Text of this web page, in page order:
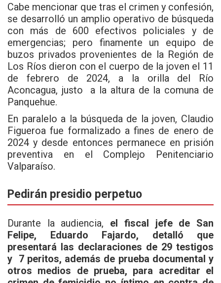
Cabe mencionar que tras el crimen y confesión,
se desarrolló un amplio operativo de búsqueda
con más de 600 efectivos policiales y de
emergencias; pero finamente un equipo de
buzos privados provenientes de la Región de
Los Ríos dieron con el cuerpo de la joven el 11
de febrero de 2024, a la orilla del Río
Aconcagua, justo a la altura de la comuna de
Panquehue.
En paralelo a la búsqueda de la joven, Claudio
Figueroa fue formalizado a fines de enero de
2024 y desde entonces permanece en prisión
preventiva en el Complejo Penitenciario
Valparaíso.
Pedirán presidio perpetuo
Durante la audiencia, el fiscal jefe de San
Felipe, Eduardo Fajardo, detalló que
presentará las declaraciones de 29 testigos
y 7 peritos, además de prueba documental y
otros medios de prueba, para acreditar el